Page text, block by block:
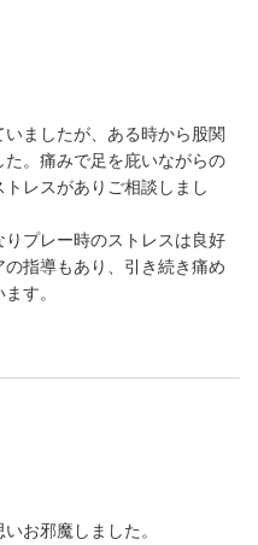
ましたが、ある時から股関
。痛みで足を庇いながらの
レスがありご相談しまし
プレー時のストレスは良好
指導もあり、引き続き痛め
す。
お邪魔しました。